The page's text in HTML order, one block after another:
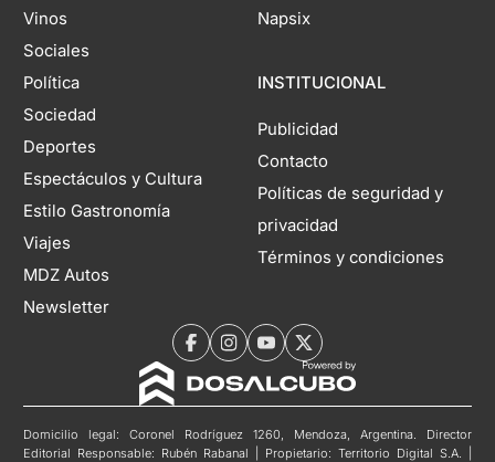
Vinos
Sociales
Política
Sociedad
Deportes
Espectáculos y Cultura
Estilo Gastronomía
Viajes
MDZ Autos
Newsletter
Napsix
INSTITUCIONAL
Publicidad
Contacto
Políticas de seguridad y
privacidad
Términos y condiciones
Domicilio legal: Coronel Rodríguez 1260, Mendoza, Argentina. Director
Editorial Responsable: Rubén Rabanal | Propietario: Territorio Digital S.A. |